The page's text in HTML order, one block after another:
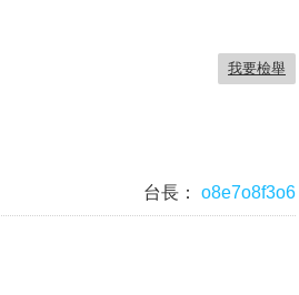
我要檢舉
台長：
o8e7o8f3o6